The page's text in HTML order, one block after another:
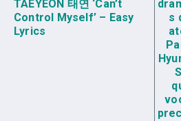
TAEYEON 태연 ‘Can’t
Control Myself’ – Easy
Lyrics
s